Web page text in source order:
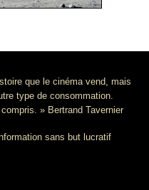
que le cinéma vend, mais
type de consommation.
» Bertrand Tavernier
sans but lucratif